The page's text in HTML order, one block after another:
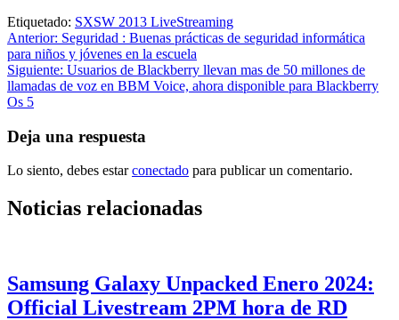
Etiquetado: SXSW 2013 LiveStreaming
Navegación
de
entradas
Anterior: Seguridad : Buenas prácticas de seguridad informática
para niños y jóvenes en la escuela
Siguiente: Usuarios de Blackberry llevan mas de 50 millones de
llamadas de voz en BBM Voice, ahora disponible para Blackberry
Os 5
Deja una respuesta
Lo siento, debes estarconectado para publicar un comentario.
Noticias relacionadas
Samsung Galaxy Unpacked Enero 2024:
Official Livestream 2PM hora de RD